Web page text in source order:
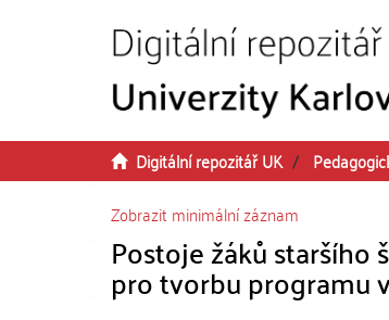
Digitální repozitář UK
Zobrazit minimální záznam
Postoje žáků
pro tvorbu programu